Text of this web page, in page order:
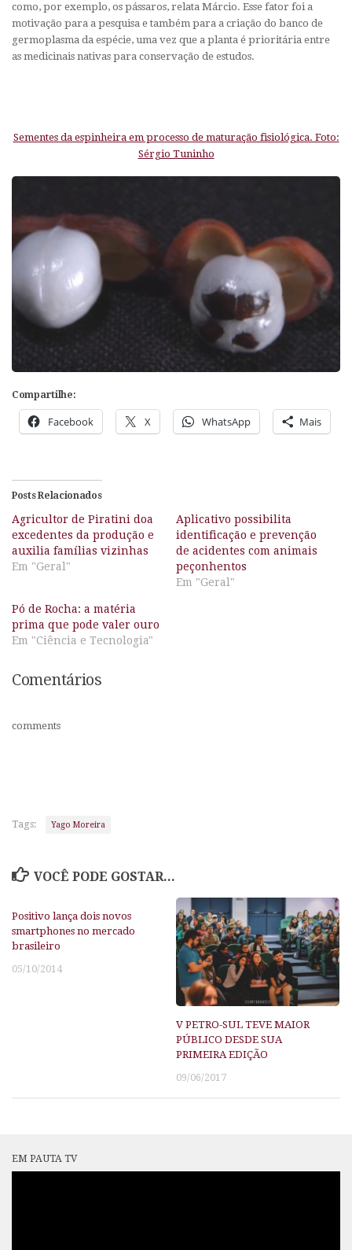
como, por exemplo, os pássaros, relata Márcio. Esse fator foi a
motivação para a pesquisa e também para a criação do banco de
germoplasma da espécie, uma vez que a planta é prioritária entre
as medicinais nativas para conservação de estudos.
Sementes da espinheira em processo de maturação fisiológica. Foto:
Sérgio Tuninho
Compartilhe:
Facebook X WhatsApp Mais
Posts Relacionados
Agricultor de Piratini doa
excedentes da produção e
auxilia famílias vizinhas
Em "Geral"
Aplicativo possibilita
identificação e prevenção
de acidentes com animais
peçonhentos
Em "Geral"
Pó de Rocha: a matéria
prima que pode valer ouro
Em "Ciência e Tecnologia"
Comentários
comments
Tags: Yago Moreira
VOCÊ PODE GOSTAR...
Positivo lança dois novos
smartphones no mercado
brasileiro
05/10/2014
V PETRO-SUL TEVE MAIOR
PÚBLICO DESDE SUA
PRIMEIRA EDIÇÃO
09/06/2017
EM PAUTA TV